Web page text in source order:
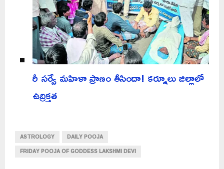
రీ సర్వే మహిళా ప్రాణం తీసిందా! కర్నూలు జిల్లాలో
ఉద్రిక్తత
ASTROLOGY
DAILY POOJA
FRIDAY POOJA OF GODDESS LAKSHMI DEVI